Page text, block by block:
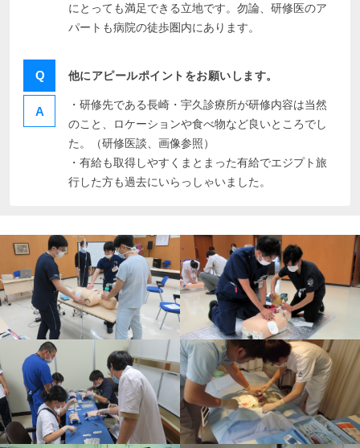
にとっても満足できる立地です。勿論、研修医のア
パートも病院の徒歩圏内にあります。
Q 他にアピールポイントをお願いします。
A
・研修先である長崎・宇久診療所が研修内容は当然
のこと、ロケーションや食べ物など良いところでし
た。（研修医談、画像参照）
・有給も取得しやすくまとまった有給でエジプト旅
行した方も過去にいらっしゃいました。